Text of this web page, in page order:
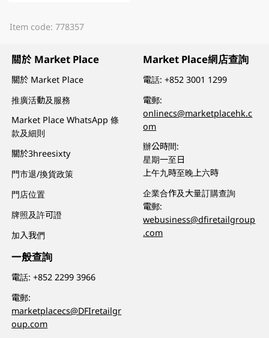
Item code: 778357
關於 Market Place
關於 Market Place
推廣活動及服務
Market Place WhatsApp 條
款及細則
關於3hreesixty
門市退/換貨政策
門店位置
牌照及許可證
加入我們
一般查詢
電話:+852 2299 3966
電郵:
marketplacecs@DFIretailgr
oup.com
Market Place網店查詢
電話:+852 3001 1299
電郵:
onlinecs@marketplacehk.c
om
辦公時間:
星期一至日
上午九時至晚上六時
企業合作及大量訂購查詢
電郵:
webusiness@dfiretailgroup
.com